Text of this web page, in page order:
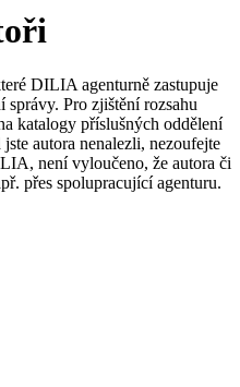
DILIA agenturně zastupuje
Pro zjištění rozsahu
katalogy příslušných oddělení
autora nenalezli, nezoufejte
není vyloučeno, že autora či
přes spolupracující agenturu.